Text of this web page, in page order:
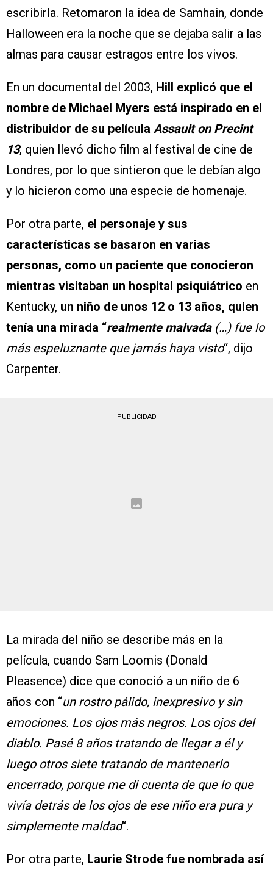
escribirla. Retomaron la idea de Samhain, donde
Halloween era la noche que se dejaba salir a las
almas para causar estragos entre los vivos.
En un documental del 2003, Hill explicó que el
nombre de Michael Myers está inspirado en el
distribuidor de su película Assault on Precint
13, quien llevó dicho film al festival de cine de
Londres, por lo que sintieron que le debían algo
y lo hicieron como una especie de homenaje.
Por otra parte, el personaje y sus
características se basaron en varias
personas, como un paciente que conocieron
mientras visitaban un hospital psiquiátrico en
Kentucky, un niño de unos 12 o 13 años, quien
tenía una mirada “realmente malvada (…) fue lo
más espeluznante que jamás haya visto“, dijo
Carpenter.
PUBLICIDAD
La mirada del niño se describe más en la
película, cuando Sam Loomis (Donald
Pleasence) dice que conoció a un niño de 6
años con “un rostro pálido, inexpresivo y sin
emociones. Los ojos más negros. Los ojos del
diablo. Pasé 8 años tratando de llegar a él y
luego otros siete tratando de mantenerlo
encerrado, porque me di cuenta de que lo que
vivía detrás de los ojos de ese niño era pura y
simplemente maldad“.
Por otra parte, Laurie Strode fue nombrada así